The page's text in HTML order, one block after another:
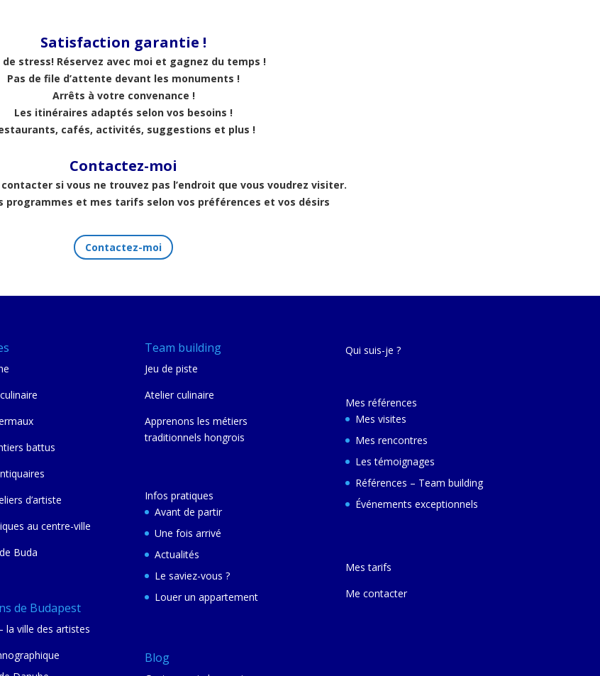
Satisfaction garantie !
de stress! Réservez avec moi et gagnez du temps !
Pas de file d’attente devant les monuments !
Arrêts à votre convenance !
Les itinéraires adaptés selon vos besoins !
cafés, activités, suggestions et plus !
Contactez-moi
contacter si vous ne trouvez pas l’endroit que vous voudrez visiter.
programmes et mes tarifs selon vos préférences et vos désirs
Contactez-moi
battus
d’artiste
au centre-ville
Buda
de Budapest
la ville des artistes
Team building
Jeu de piste
Atelier culinaire
Apprenons les métiers
traditionnels hongrois
Infos pratiques
Avant de partir
Une fois arrivé
Actualités
Le saviez-vous ?
Louer un appartement
Blog
Qui suis-je ?
Mes références
Mes visites
Mes rencontres
Les témoignages
Références – Team building
Événements exceptionnels
Mes tarifs
Me contacter